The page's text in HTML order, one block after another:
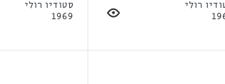
רולי
סטודיו רולי
1969